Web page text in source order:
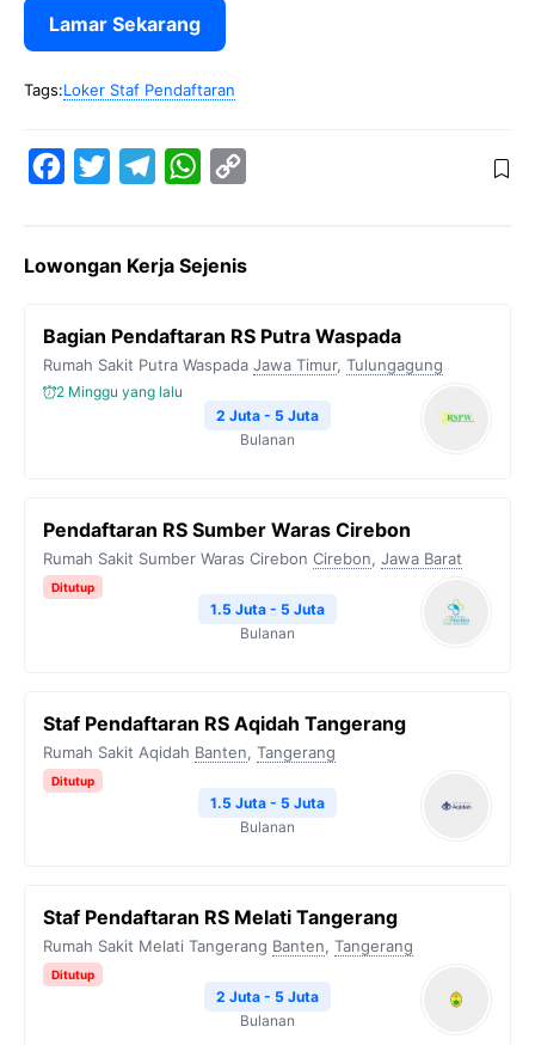
Lamar Sekarang
Tags:Loker Staf Pendaftaran
e
o
o
t
e
e
r
a
W
t
A
y
i
n
k
Lowongan Kerja Sejenis
Bagian Pendaftaran RS Putra Waspada
Rumah Sakit Putra Waspada Jawa Timur, Tulungagung
2 Minggu yang lalu
2 Juta - 5 Juta
Bulanan
Pendaftaran RS Sumber Waras Cirebon
Rumah Sakit Sumber Waras Cirebon Cirebon, Jawa Barat
Ditutup
1.5 Juta - 5 Juta
Bulanan
Staf Pendaftaran RS Aqidah Tangerang
Rumah Sakit Aqidah Banten, Tangerang
Ditutup
1.5 Juta - 5 Juta
Bulanan
Staf Pendaftaran RS Melati Tangerang
Rumah Sakit Melati Tangerang Banten, Tangerang
Ditutup
2 Juta - 5 Juta
Bulanan